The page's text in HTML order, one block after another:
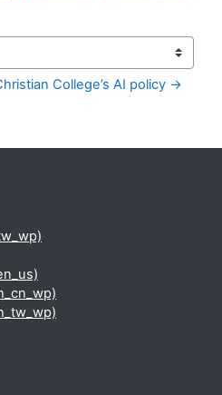
College’s AI policy →